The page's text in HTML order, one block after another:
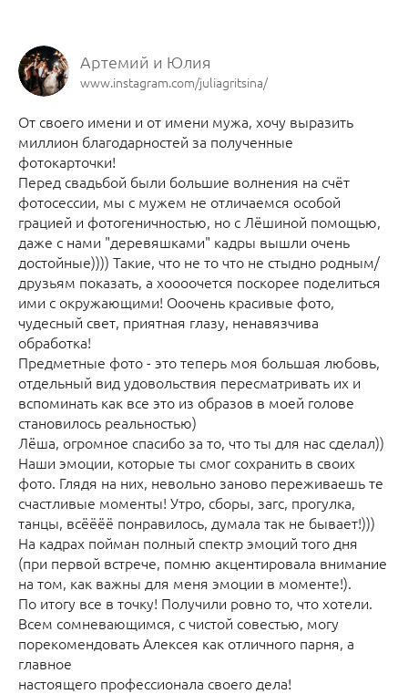
Артемий и Юлия
www.instagram.com/juliagritsina/
От своего имени и от имени мужа, хочу выразить
миллион благодарностей за полученные
фотокарточки!
Перед свадьбой были большие волнения на счёт
фотосессии, мы с мужем не отличаемся особой
грацией и фотогеничностью, но с Лёшиной помощью,
даже с нами "деревяшками" кадры вышли очень
достойные)))) Такие, что не то что не стыдно родным/
друзьям показать, а хоооочется поскорее поделиться
ими с окружающими! Ооочень красивые фото,
чудесный свет, приятная глазу, ненавязчива
обработка!
Предметные фото - это теперь моя большая любовь,
отдельный вид удовольствия пересматривать их и
вспоминать как все это из образов в моей голове
становилось реальностью)
Лёша, огромное спасибо за то, что ты для нас сделал))
Наши эмоции, которые ты смог сохранить в своих
фото. Глядя на них, невольно заново переживаешь те
счастливые моменты! Утро, сборы, загс, прогулка,
танцы, всёёёё понравилось, думала так не бывает!)))
На кадрах пойман полный спектр эмоций того дня
(при первой встрече, помню акцентировала внимание
на том, как важны для меня эмоции в моменте!).
По итогу все в точку! Получили ровно то, что хотели.
Всем сомневающимся, с чистой совестью, могу
порекомендовать Алексея как отличного парня, а
главное
настоящего профессионала своего дела!